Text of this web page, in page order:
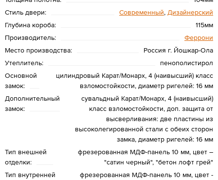
Стиль двери:
Современный, Дизайнерский
Глубина короба:
115мм
Производитель:
Феррони
Место производства:
Россия г. Йошкар-Ола
Утеплитель:
пенополистирол
Основной
замок:
цилиндровый Карат/Монарх, 4 (наивысший) класс
взломостойкости, диаметр ригелей: 16 мм
Дополнительный
замок:
сувальдный Карат/Монарх, 4 (наивысший)
класс взломостойкости, доп. защита от
высверливания: две пластины из
высоколегированной стали с обеих сторон
замка, диаметр ригелей: 16 мм
Тип внешней
отделки:
фрезерованная МДФ-панель 10 мм, цвет –
"сатин черный", "бетон лофт грей"
Тип внутренней
фрезерованная МДФ-панель 10 мм, цвет -